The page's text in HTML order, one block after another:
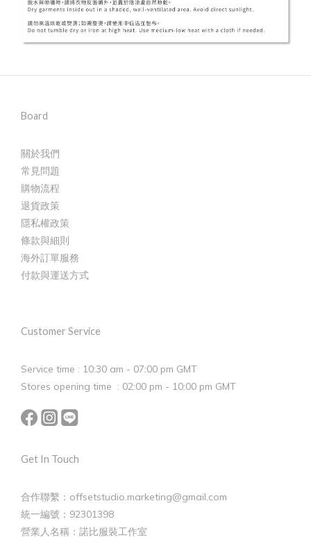
Board
關於我們
常見問題
購物流程
退貨政策
隱私權政策
條款與細則
海外訂單服務
付款與運送方式
Customer Service
Service time : 10:30 am - 07:00 pm GMT
Stores opening time : 02:00 pm - 10:00 pm GMT
Get In Touch
合作聯繫：offsetstudio.marketing@gmail.com
統一編號：92301398
營業人名稱：諾比服裝工作室